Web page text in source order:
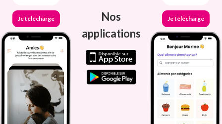
Je télécharge
Nos
applications
Je télécharge